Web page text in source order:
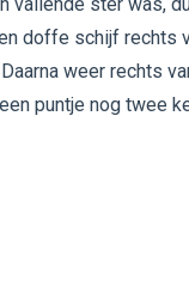
doffe schijf rechts
weer rechts
puntje nog twee